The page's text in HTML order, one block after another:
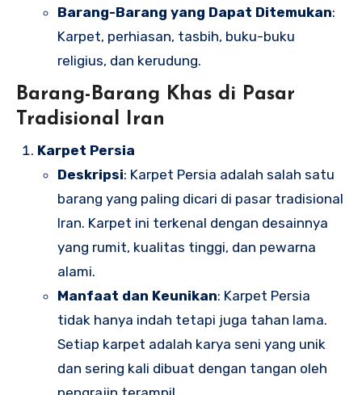
Barang-Barang yang Dapat Ditemukan:
Karpet, perhiasan, tasbih, buku-buku
religius, dan kerudung.
Barang-Barang Khas di Pasar
Tradisional Iran
Karpet Persia
Deskripsi: Karpet Persia adalah salah satu
barang yang paling dicari di pasar tradisional
Iran. Karpet ini terkenal dengan desainnya
yang rumit, kualitas tinggi, dan pewarna
alami.
Manfaat dan Keunikan: Karpet Persia
tidak hanya indah tetapi juga tahan lama.
Setiap karpet adalah karya seni yang unik
dan sering kali dibuat dengan tangan oleh